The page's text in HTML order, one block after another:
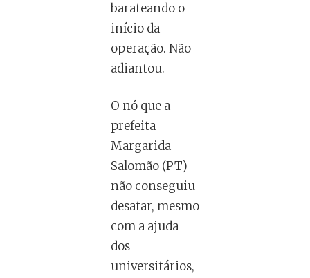
barateando o
início da
operação. Não
adiantou.
O nó que a
prefeita
Margarida
Salomão (PT)
não conseguiu
desatar, mesmo
com a ajuda
dos
universitários,